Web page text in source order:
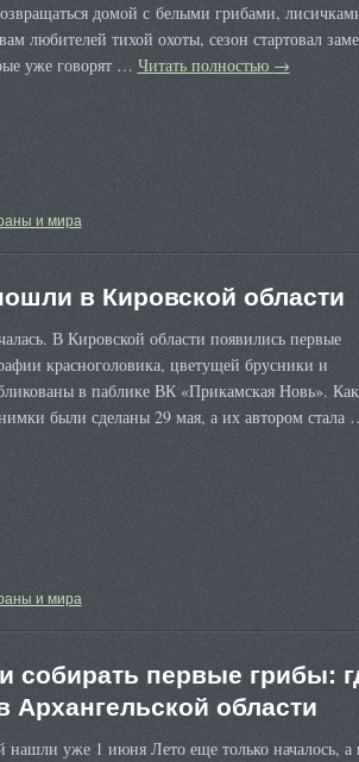
домой с белыми грибами,
любителей тихой охоты, сезон стартовал
уже говорят … Читать полностью →
и мира
в Кировской области
В Кировской области появились первые
красноголовика, цветущей брусники и
в паблике ВК «Прикамская Новь». Как
были сделаны 29 мая, а их автором стала
и мира
собирать первые грибы:
Архангельской области
уже 1 июня Лето еще только началось, а